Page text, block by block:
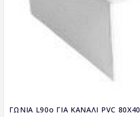
ΓΩΝΙΑ L90ο ΓΙΑ ΚΑΝΑΛΙ PVC 80X40